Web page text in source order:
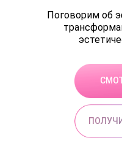
Поговорим об